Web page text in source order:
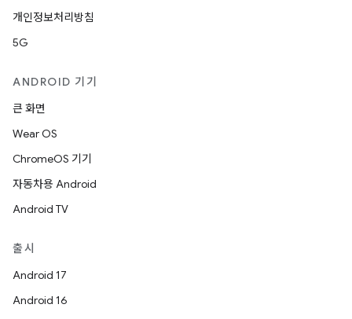
개인정보처리방침
5G
ANDROID 기기
큰 화면
Wear OS
ChromeOS 기기
자동차용 Android
Android TV
출시
Android 17
Android 16